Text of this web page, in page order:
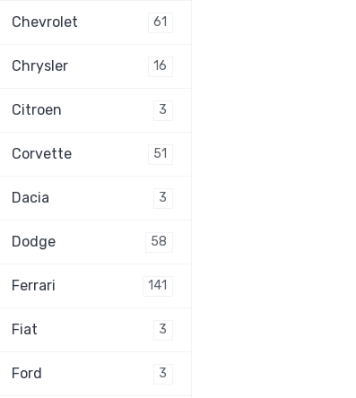
Chevrolet 61
Chrysler 16
Citroen 3
Corvette 51
Dacia 3
Dodge 58
Ferrari 141
Fiat 3
Ford 3